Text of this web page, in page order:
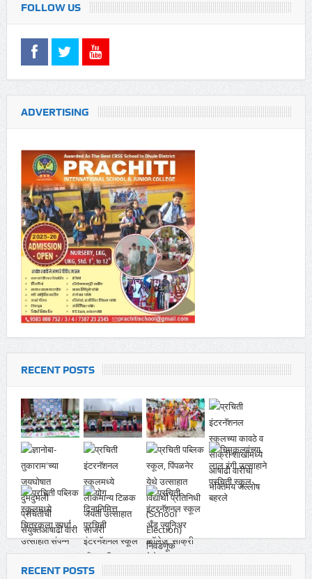
FOLLOW US
ADVERTISING
RECENT POSTS
RECENT POSTS